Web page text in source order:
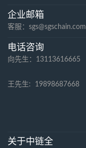
企业邮箱
客服：sgs@sgschain.com
电话咨询
向先生：13113616665
王先生: 19898687668
关于中链全